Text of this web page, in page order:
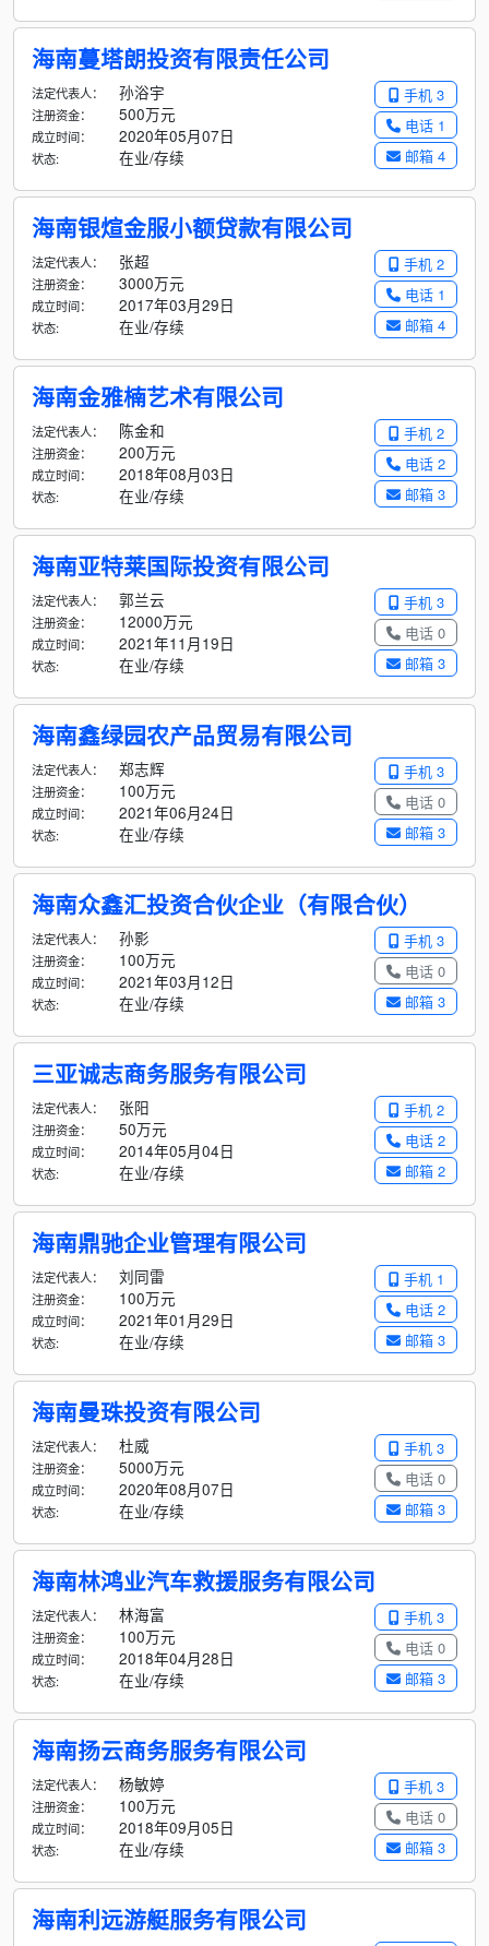
海南蔓塔朗投资有限责任公司
手机 3
电话 1
邮箱 4
法定代表人： 孙浴宇
注册资金： 500万元
成立时间： 2020年05月07日
状态: 在业/存续
海南银煊金服小额贷款有限公司
手机 2
电话 1
邮箱 4
法定代表人： 张超
注册资金： 3000万元
成立时间： 2017年03月29日
状态: 在业/存续
海南金雅楠艺术有限公司
手机 2
电话 2
邮箱 3
法定代表人： 陈金和
注册资金： 200万元
成立时间： 2018年08月03日
状态: 在业/存续
海南亚特莱国际投资有限公司
手机 3
电话 0
邮箱 3
法定代表人： 郭兰云
注册资金： 12000万元
成立时间： 2021年11月19日
状态: 在业/存续
海南鑫绿园农产品贸易有限公司
手机 3
电话 0
邮箱 3
法定代表人： 郑志辉
注册资金： 100万元
成立时间： 2021年06月24日
状态: 在业/存续
海南众鑫汇投资合伙企业（有限合伙）
手机 3
电话 0
邮箱 3
法定代表人： 孙影
注册资金： 100万元
成立时间： 2021年03月12日
状态: 在业/存续
三亚诚志商务服务有限公司
手机 2
电话 2
邮箱 2
法定代表人： 张阳
注册资金： 50万元
成立时间： 2014年05月04日
状态: 在业/存续
海南鼎驰企业管理有限公司
手机 1
电话 2
邮箱 3
法定代表人： 刘同雷
注册资金： 100万元
成立时间： 2021年01月29日
状态: 在业/存续
海南曼珠投资有限公司
手机 3
电话 0
邮箱 3
法定代表人： 杜威
注册资金： 5000万元
成立时间： 2020年08月07日
状态: 在业/存续
海南林鸿业汽车救援服务有限公司
手机 3
电话 0
邮箱 3
法定代表人： 林海富
注册资金： 100万元
成立时间： 2018年04月28日
状态: 在业/存续
海南扬云商务服务有限公司
手机 3
电话 0
邮箱 3
法定代表人： 杨敏婷
注册资金： 100万元
成立时间： 2018年09月05日
状态: 在业/存续
海南利远游艇服务有限公司